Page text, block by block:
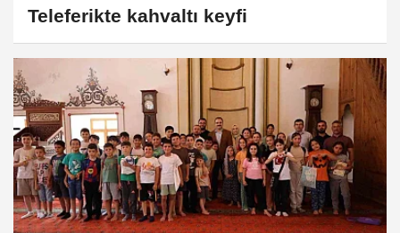
Teleferikte kahvaltı keyfi